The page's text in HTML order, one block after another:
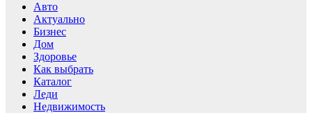
Авто
Актуально
Бизнес
Дом
Здоровье
Как выбрать
Каталог
Леди
Недвижимость